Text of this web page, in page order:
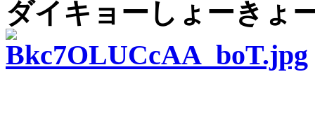
ダイキョーしょーきょ